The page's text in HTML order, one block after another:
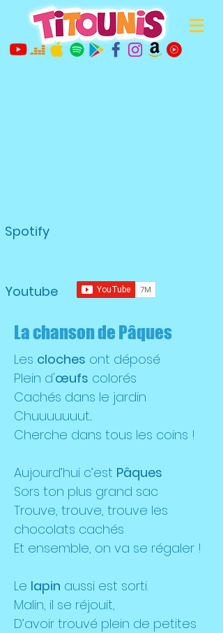
Spotify
Youtube
La chanson de Pâques
Les cloches ont déposé
Plein d'œufs colorés
Cachés dans le jardin
Chuuuuuuut...
Cherche dans tous les coins !
Aujourd’hui c’est Pâques
Sors ton plus grand sac
Trouve, trouve, trouve les
chocolats cachés
Et ensemble, on va se régaler !
Le lapin aussi est sorti.
Malin, il se réjouit,
D’avoir trouvé plein de petites